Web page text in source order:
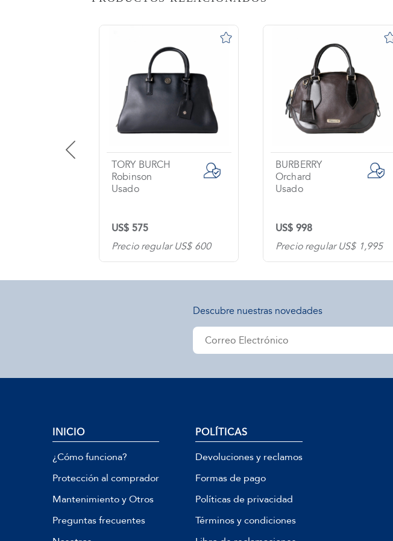
TORY BURCH
Robinson
Usado
US$ 575
Precio regular US$ 600
BURBERRY
Orchard
Usado
US$ 998
Precio regular US$ 1,995
Descubre nuestras novedades
INICIO
¿Cómo funciona?
Protección al comprador
Mantenimiento y Otros
Preguntas frecuentes
POLÍTICAS
Devoluciones y reclamos
Formas de pago
Políticas de privacidad
Términos y condiciones